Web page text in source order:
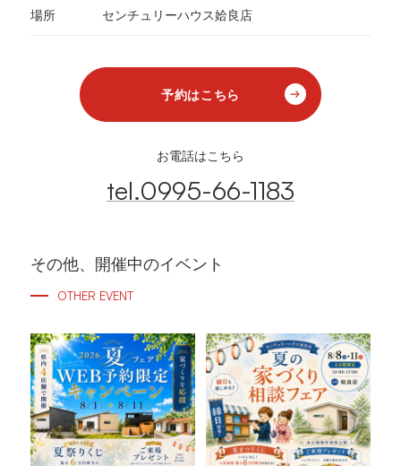
場所 センチュリーハウス姶良店
予約はこちら
お電話はこちら
tel.0995-66-1183
その他、開催中のイベント
OTHER EVENT